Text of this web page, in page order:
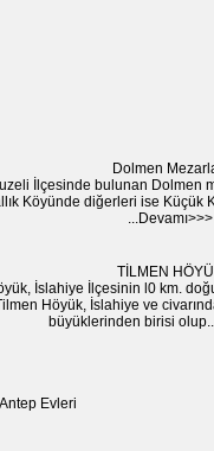
Dolmen
İlçesinde bulunan Dolmen
Köyünde diğerleri ise Küçük
...Devamı>>>
TİLMEN
İslahiye İlçesinin l0 km.
Höyük, İslahiye ve
büyüklerinden birisi
Evleri